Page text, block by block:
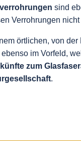
sind
Verrohrungen
örtlichen, von
im Vorfeld,
zum
.